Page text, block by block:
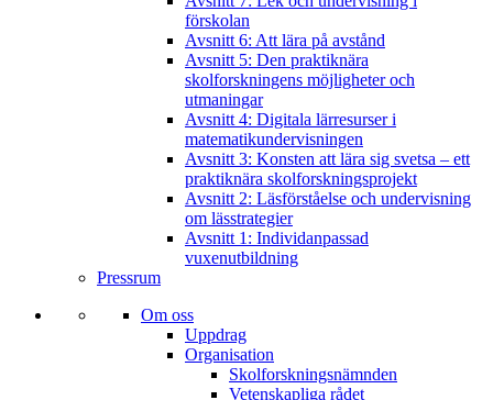
förskolan
Avsnitt 6: Att lära på avstånd
Avsnitt 5: Den praktiknära
skolforskningens möjligheter och
utmaningar
Avsnitt 4: Digitala lärresurser i
matematikundervisningen
Avsnitt 3: Konsten att lära sig svetsa – ett
praktiknära skolforskningsprojekt
Avsnitt 2: Läsförståelse och undervisning
om lässtrategier
Avsnitt 1: Individanpassad
vuxenutbildning
Pressrum
Om oss
Uppdrag
Organisation
Skolforskningsnämnden
Vetenskapliga rådet